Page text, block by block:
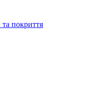
покриття